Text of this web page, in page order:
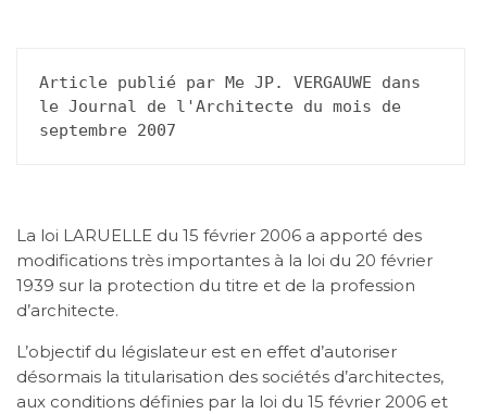
Article publié par Me JP. VERGAUWE dans
le Journal de l'Architecte du mois de
septembre 2007
La loi LARUELLE du 15 février 2006 a apporté des
modifications très importantes à la loi du 20 février
1939 sur la protection du titre et de la profession
d’architecte.
L’objectif du législateur est en effet d’autoriser
désormais la titularisation des sociétés d’architectes,
aux conditions définies par la loi du 15 février 2006 et